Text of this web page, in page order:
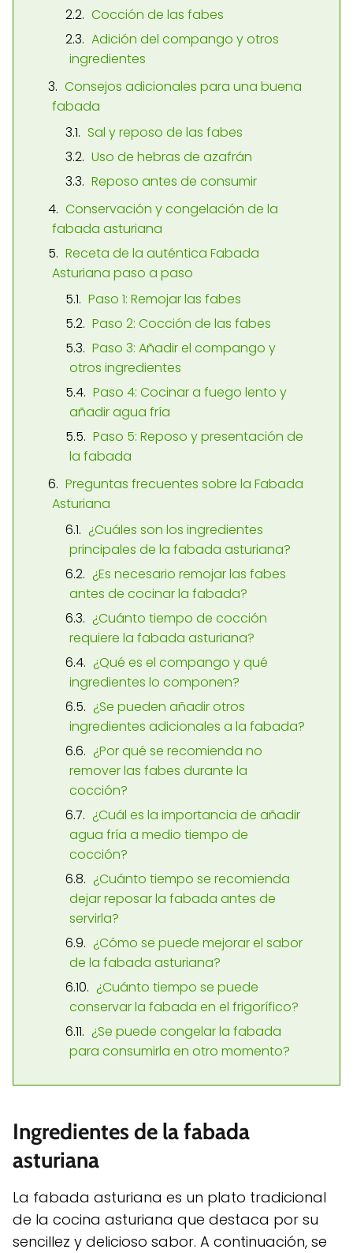
Cocción de las fabes
Adición del compango y otros
ingredientes
Consejos adicionales para una buena
fabada
Sal y reposo de las fabes
Uso de hebras de azafrán
Reposo antes de consumir
Conservación y congelación de la
fabada asturiana
Receta de la auténtica Fabada
Asturiana paso a paso
Paso 1: Remojar las fabes
Paso 2: Cocción de las fabes
Paso 3: Añadir el compango y
otros ingredientes
Paso 4: Cocinar a fuego lento y
añadir agua fría
Paso 5: Reposo y presentación de
la fabada
Preguntas frecuentes sobre la Fabada
Asturiana
¿Cuáles son los ingredientes
principales de la fabada asturiana?
¿Es necesario remojar las fabes
antes de cocinar la fabada?
¿Cuánto tiempo de cocción
requiere la fabada asturiana?
¿Qué es el compango y qué
ingredientes lo componen?
¿Se pueden añadir otros
ingredientes adicionales a la fabada?
¿Por qué se recomienda no
remover las fabes durante la
cocción?
¿Cuál es la importancia de añadir
agua fría a medio tiempo de
cocción?
¿Cuánto tiempo se recomienda
dejar reposar la fabada antes de
servirla?
¿Cómo se puede mejorar el sabor
de la fabada asturiana?
¿Cuánto tiempo se puede
conservar la fabada en el frigorífico?
¿Se puede congelar la fabada
para consumirla en otro momento?
Ingredientes de la fabada
asturiana
La fabada asturiana es un plato tradicional
de la cocina asturiana que destaca por su
sencillez y delicioso sabor. A continuación, se